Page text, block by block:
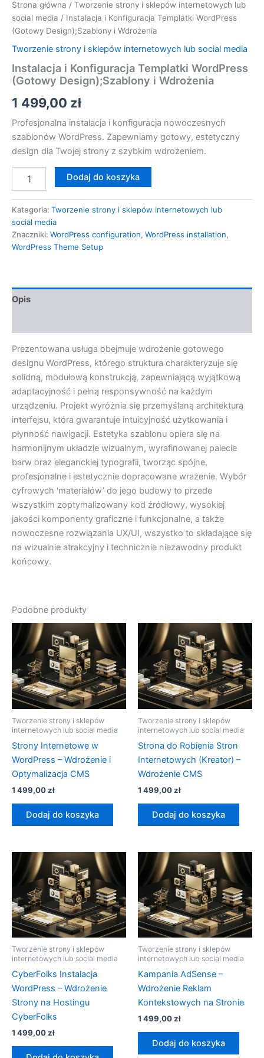
Strona główna / Tworzenie strony i sklepów internetowych lub
social media / Instalacja i Konfiguracja Templatki WordPress
(Gotowy Design);Szablony i Wdrożenia
Tworzenie strony i sklepów internetowych lub social media
Instalacja i Konfiguracja Templatki WordPress
(Gotowy Design);Szablony i Wdrożenia
1 499,00 zł
Profesjonalna instalacja i konfiguracja nowoczesnych
szablonów WordPress. Zapewniamy gotowy, estetyczny
design dla Twojej strony z szybkim wdrożeniem.
Dodaj do koszyka
Kategoria: Tworzenie strony i sklepów internetowych lub
social media
Znaczniki: WordPress configuration, WordPress installation,
WordPress Theme Setup
Opis
Prezentowana usługa obejmuje wdrożenie gotowego
designu WordPress, którego struktura charakteryzuje się
solidną, modułową konstrukcją, zapewniającą wyjątkową
adaptacyjność i pełną responsywność na każdym
urządzeniu. Projekt wyróżnia się przemyślaną architekturą
interfejsu, która gwarantuje intuicyjność użytkowania i
płynność nawigacji. Estetyka szablonu opiera się na
harmonijnym układzie wizualnym, wyrafinowanej palecie
barw oraz eleganckiej typografii, tworząc spójne,
profesjonalne i estetycznie dopracowane wrażenie. Wybór
cyfrowych 'materiałów’ do jego budowy to przede
wszystkim zoptymalizowany kod źródłowy, wysokiej
jakości komponenty graficzne i funkcjonalne, a także
nowoczesne rozwiązania UX/UI, wszystko to składające się
na wizualnie atrakcyjny i technicznie niezawodny produkt
końcowy.
Podobne produkty
Tworzenie strony i sklepów
internetowych lub social media
Strony Internetowe w
WordPress – Wdrożenie i
Optymalizacja CMS
1 499,00zł
Dodaj do koszyka
Tworzenie strony i sklepów
internetowych lub social media
Strona do Robienia Stron
Internetowych (Kreator) –
Wdrożenie CMS
1 499,00zł
Dodaj do koszyka
Tworzenie strony i sklepów
internetowych lub social media
CyberFolks Instalacja
WordPress – Wdrożenie
Strony na Hostingu
CyberFolks
1 499,00zł
Tworzenie strony i sklepów
internetowych lub social media
Kampania AdSense –
Wdrożenie Reklam
Kontekstowych na Stronie
1 499,00zł
Dodaj do koszyka